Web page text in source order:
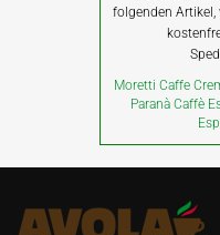
folgenden Artikel,
Moretti Caffe
Paranà Caffè